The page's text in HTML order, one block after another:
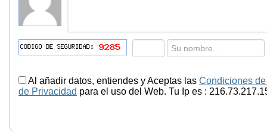
Al añadir datos, entiendes y Aceptas las Condiciones
de Privacidad para el uso del Web. Tu Ip es :